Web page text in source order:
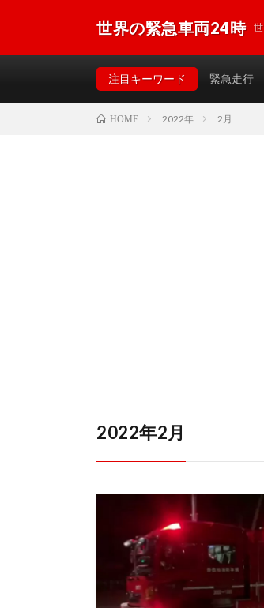
世界の緊急車両24時
注目キーワード 緊急走行
HOME 2022年 2月
2022年2月